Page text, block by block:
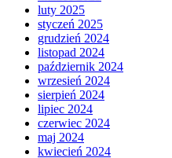
luty 2025
styczeń 2025
grudzień 2024
listopad 2024
październik 2024
wrzesień 2024
sierpień 2024
lipiec 2024
czerwiec 2024
maj 2024
kwiecień 2024